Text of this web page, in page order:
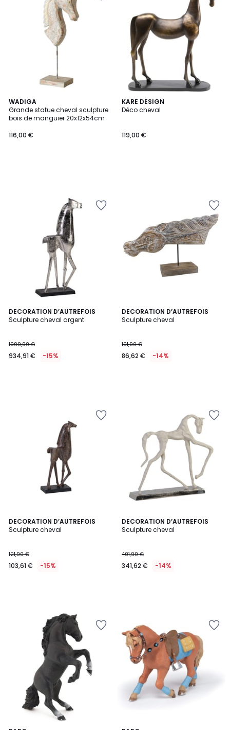
WADIGA
Grande statue cheval sculpture
bois de manguier 20x12x54cm
116,00 €
KARE DESIGN
Déco cheval
119,00 €
DECORATION D’AUTREFOIS
Sculpture cheval argent
1099,90 €
934,91 € -15%
DECORATION D’AUTREFOIS
Sculpture cheval
101,90 €
86,62 € -14%
DECORATION D’AUTREFOIS
Sculpture cheval
121,90 €
103,61 € -15%
DECORATION D’AUTREFOIS
Sculpture cheval
401,90 €
341,62 € -14%